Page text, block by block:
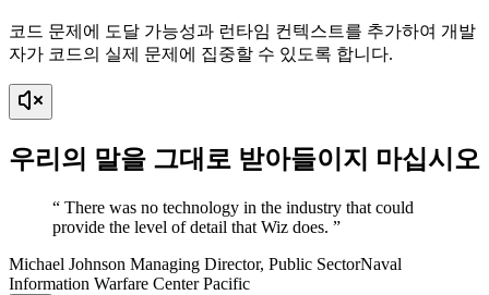
코드 문제에 도달 가능성과 런타임 컨텍스트를 추가하여 개발
자가 코드의 실제 문제에 집중할 수 있도록 합니다.
우리의 말을 그대로 받아들이지 마십시오
“ There was no technology in the industry that could
provide the level of detail that Wiz does. ”
Michael Johnson Managing Director, Public SectorNaval
Information Warfare Center Pacific